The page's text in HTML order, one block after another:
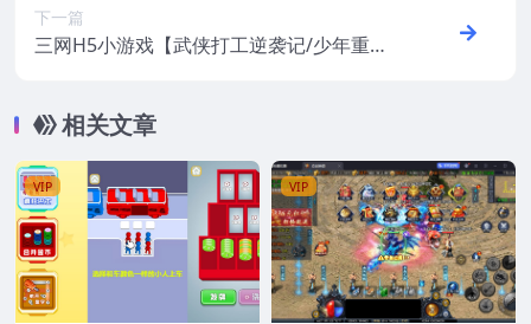
下一篇
三网H5小游戏【武侠打工逆袭记/少年重生
相关文章
VIP VIP